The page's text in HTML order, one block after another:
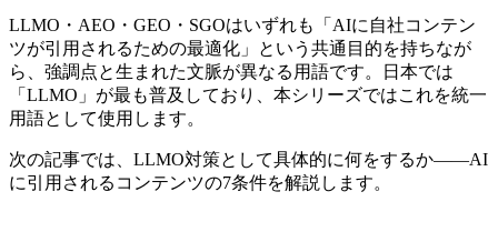
LLMO・AEO・GEO・SGOはいずれも「AIに自社コンテン
ツが引用されるための最適化」という共通目的を持ちなが
ら、強調点と生まれた文脈が異なる用語です。日本では
「LLMO」が最も普及しており、本シリーズではこれを統一
用語として使用します。
次の記事では、LLMO対策として具体的に何をするか——AI
に引用されるコンテンツの7条件を解説します。